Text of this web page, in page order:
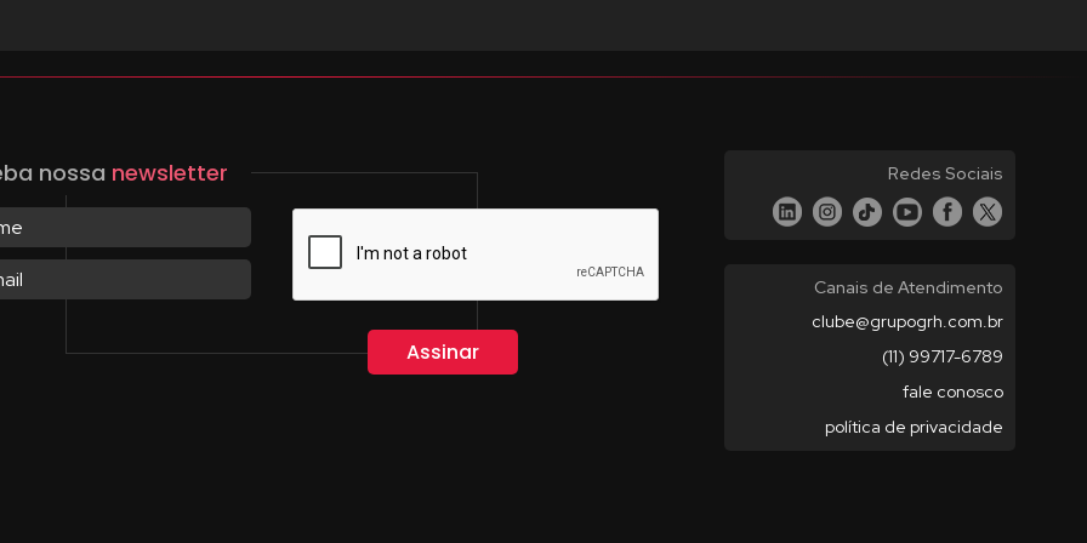
nossa newsletter Redes Sociais
Canais de Atendimento
clube@grupogrh.com.br
(11) 99717-6789
fale conosco
política de privacidade